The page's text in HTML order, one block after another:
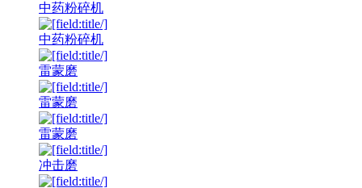
中药粉碎机
中药粉碎机
雷蒙磨
雷蒙磨
雷蒙磨
冲击磨